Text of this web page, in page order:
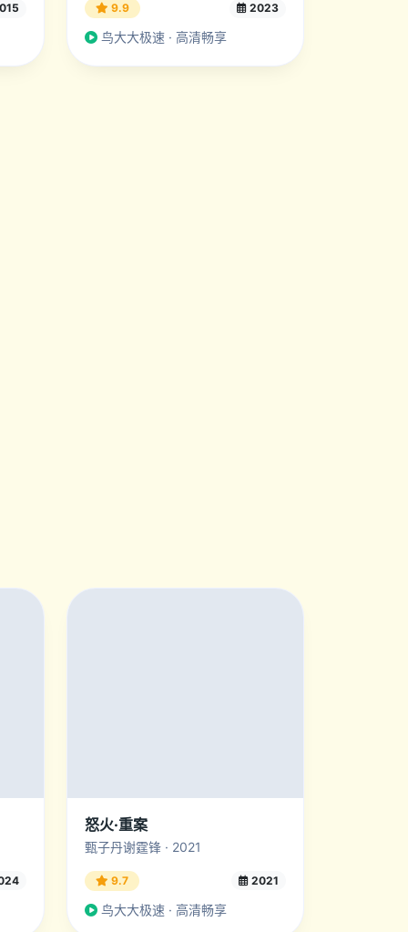
9.9 2023
鸟大大极速 · 高清畅享
怒火·重案
甄子丹谢霆锋 · 2021
9.7 2021
鸟大大极速 · 高清畅享